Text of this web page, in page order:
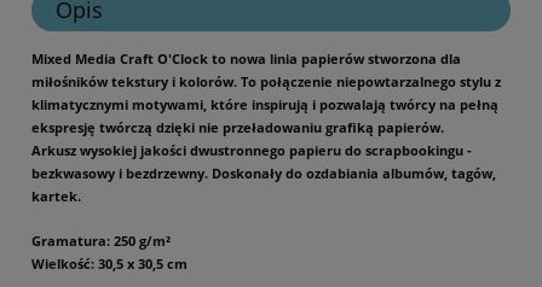
Opis
Mixed Media Craft O'Clock to nowa linia papierów stworzona dla
miłośników tekstury i kolorów. To połączenie niepowtarzalnego stylu z
klimatycznymi motywami, które inspirują i pozwalają twórcy na pełną
ekspresję twórczą dzięki nie przeładowaniu grafiką papierów.
Arkusz wysokiej jakości dwustronnego papieru do scrapbookingu -
bezkwasowy i bezdrzewny. Doskonały do ozdabiania albumów, tagów,
kartek.
Gramatura: 250 g/m²
Wielkość: 30,5 x 30,5 cm